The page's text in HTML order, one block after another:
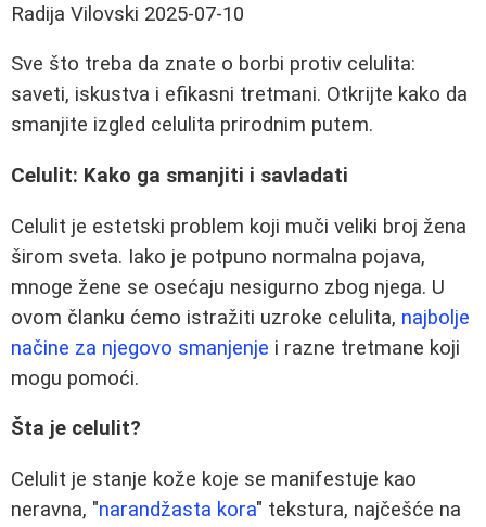
Radija Vilovski 2025-07-10
Sve što treba da znate o borbi protiv celulita:
saveti, iskustva i efikasni tretmani. Otkrijte kako da
smanjite izgled celulita prirodnim putem.
Celulit: Kako ga smanjiti i savladati
Celulit je estetski problem koji muči veliki broj žena
širom sveta. Iako je potpuno normalna pojava,
mnoge žene se osećaju nesigurno zbog njega. U
ovom članku ćemo istražiti uzroke celulita, najbolje
načine za njegovo smanjenje i razne tretmane koji
mogu pomoći.
Šta je celulit?
Celulit je stanje kože koje se manifestuje kao
neravna, "narandžasta kora" tekstura, najčešće na